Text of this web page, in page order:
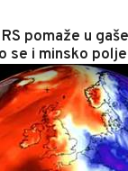
pomaže u
se i minsko polje